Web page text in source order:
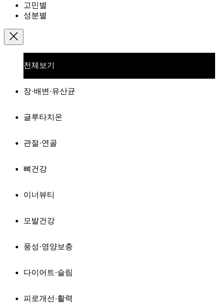
고민별
성분별
전체보기
장·배변·유산균
글루타치온
관절·연골
뼈건강
이너뷰티
모발건강
풍성·영양보충
다이어트·슬림
피로개선·활력